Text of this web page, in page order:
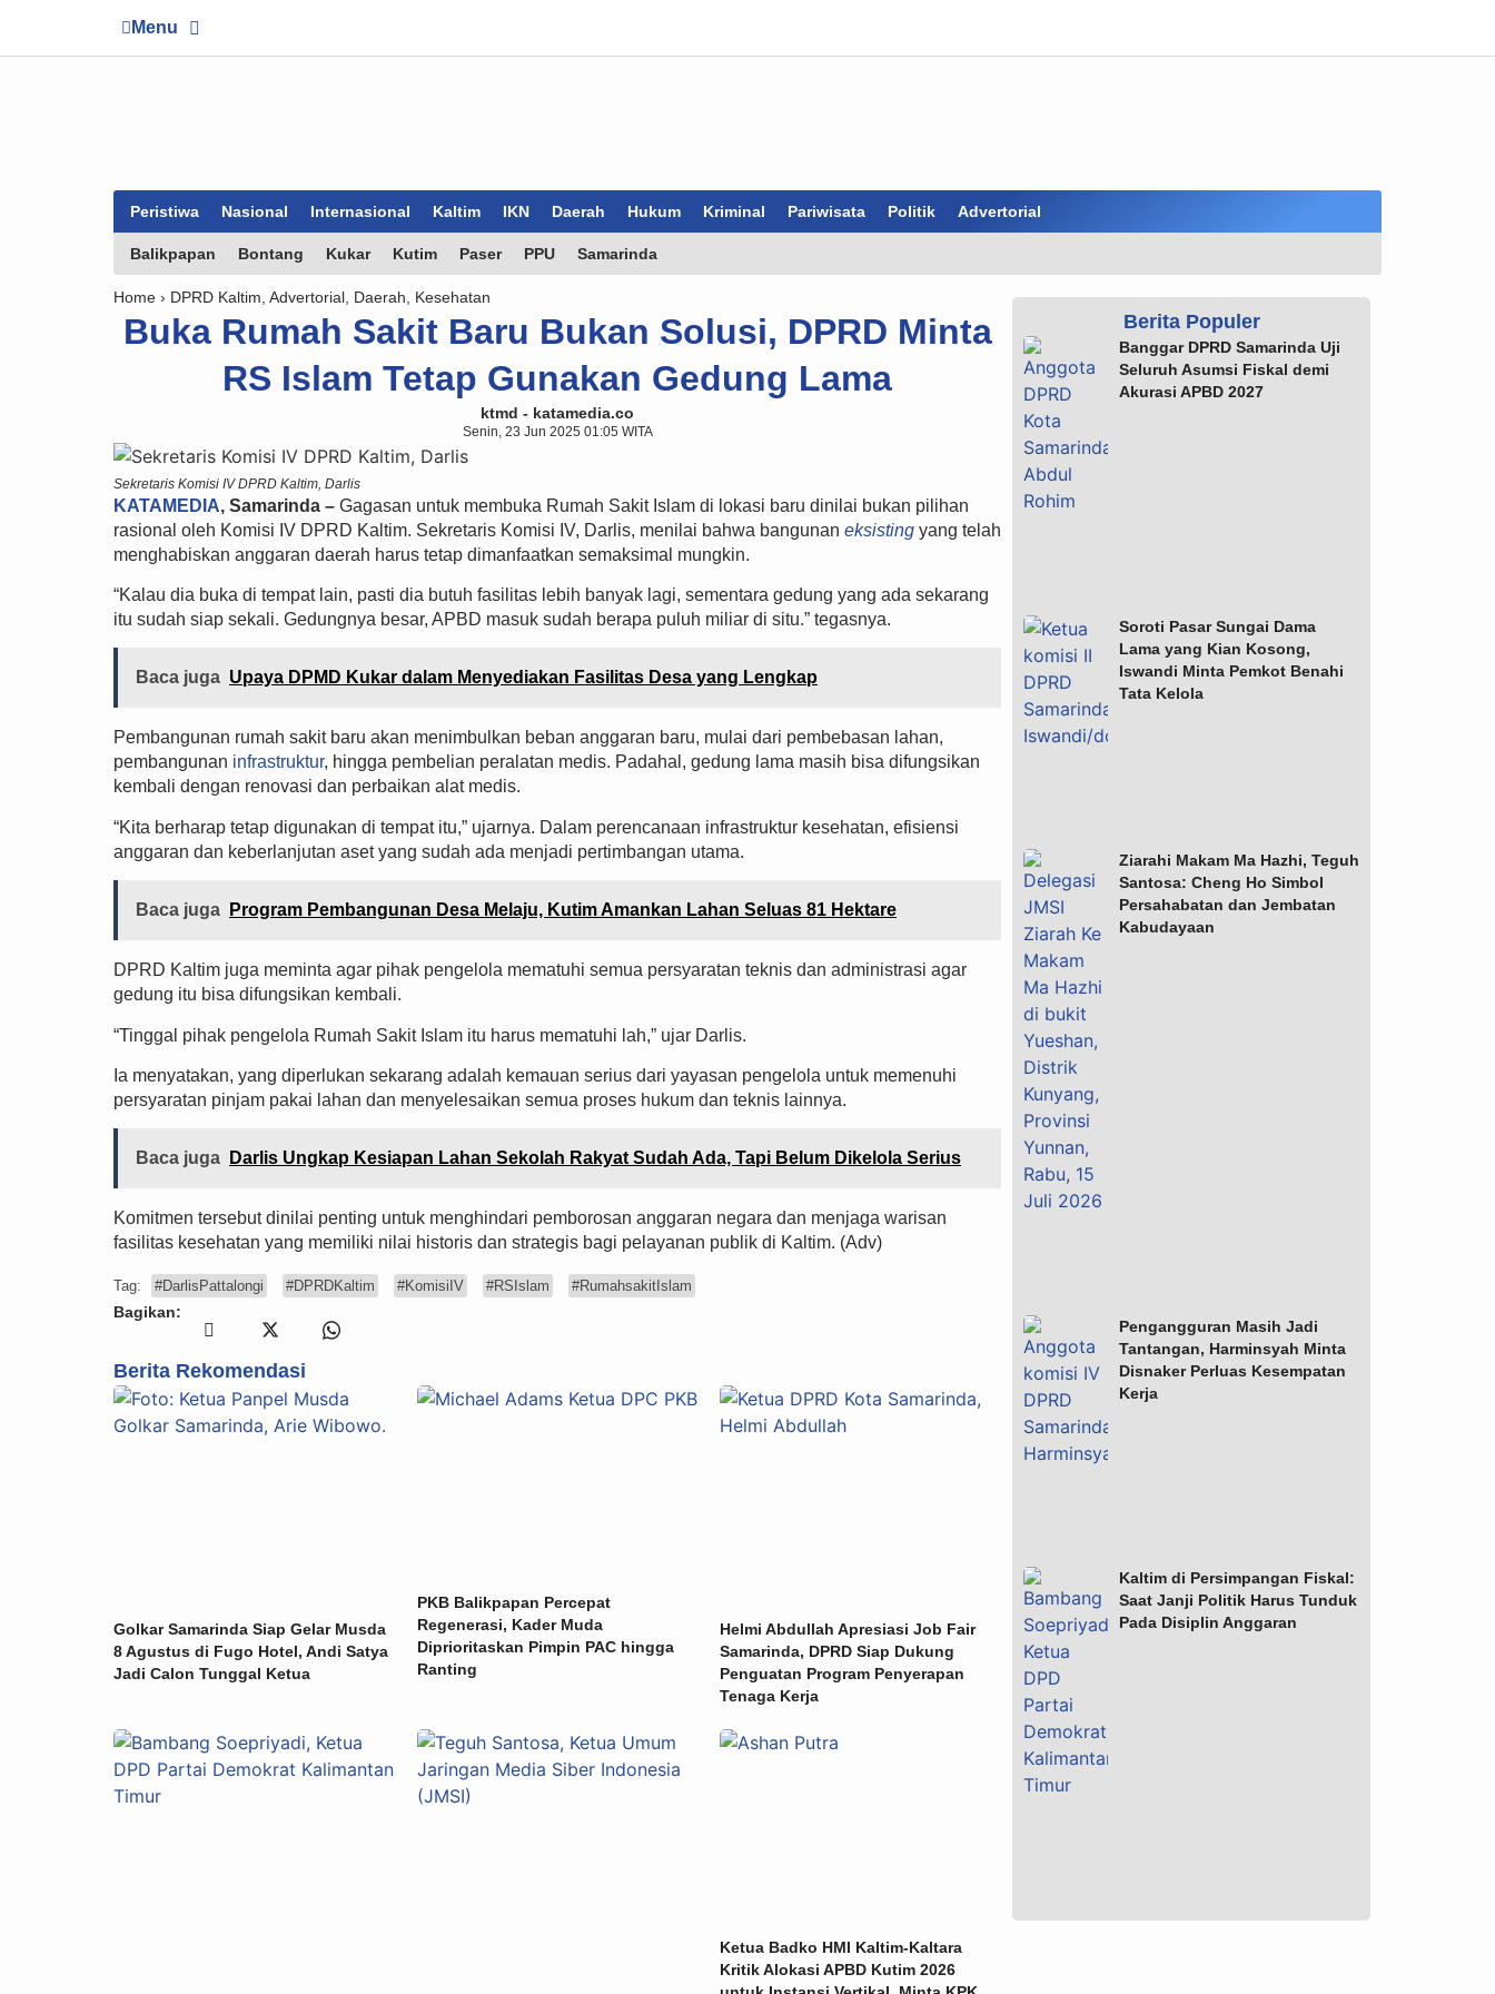
Menu
Peristiwa Nasional Internasional Kaltim IKN Daerah Hukum Kriminal Pariwisata Politik Advertorial
Balikpapan Bontang Kukar Kutim Paser PPU Samarinda
Home › DPRD Kaltim Advertorial Daerah Kesehatan
Buka Rumah Sakit Baru Bukan Solusi, DPRD Minta
RS Islam Tetap Gunakan Gedung Lama
ktmd - katamedia.co
Senin, 23 Jun 2025 01:05 WITA
Sekretaris Komisi IV DPRD Kaltim, Darlis
KATAMEDIA, Samarinda – Gagasan untuk membuka Rumah Sakit Islam di lokasi baru dinilai bukan pilihan
rasional oleh Komisi IV DPRD Kaltim. Sekretaris Komisi IV, Darlis, menilai bahwa bangunan eksisting yang telah
menghabiskan anggaran daerah harus tetap dimanfaatkan semaksimal mungkin.
“Kalau dia buka di tempat lain, pasti dia butuh fasilitas lebih banyak lagi, sementara gedung yang ada sekarang
itu sudah siap sekali. Gedungnya besar, APBD masuk sudah berapa puluh miliar di situ.” tegasnya.
Baca juga Upaya DPMD Kukar dalam Menyediakan Fasilitas Desa yang Lengkap
Pembangunan rumah sakit baru akan menimbulkan beban anggaran baru, mulai dari pembebasan lahan,
pembangunan infrastruktur, hingga pembelian peralatan medis. Padahal, gedung lama masih bisa difungsikan
kembali dengan renovasi dan perbaikan alat medis.
“Kita berharap tetap digunakan di tempat itu,” ujarnya. Dalam perencanaan infrastruktur kesehatan, efisiensi
anggaran dan keberlanjutan aset yang sudah ada menjadi pertimbangan utama.
Baca juga Program Pembangunan Desa Melaju, Kutim Amankan Lahan Seluas 81 Hektare
DPRD Kaltim juga meminta agar pihak pengelola mematuhi semua persyaratan teknis dan administrasi agar
gedung itu bisa difungsikan kembali.
“Tinggal pihak pengelola Rumah Sakit Islam itu harus mematuhi lah,” ujar Darlis.
Ia menyatakan, yang diperlukan sekarang adalah kemauan serius dari yayasan pengelola untuk memenuhi
persyaratan pinjam pakai lahan dan menyelesaikan semua proses hukum dan teknis lainnya.
Baca juga Darlis Ungkap Kesiapan Lahan Sekolah Rakyat Sudah Ada, Tapi Belum Dikelola Serius
Komitmen tersebut dinilai penting untuk menghindari pemborosan anggaran negara dan menjaga warisan
fasilitas kesehatan yang memiliki nilai historis dan strategis bagi pelayanan publik di Kaltim. (Adv)
Tag: #DarlisPattalongi #DPRDKaltim #KomisiIV #RSIslam #RumahsakitIslam
Bagikan:
Berita Rekomendasi
Golkar Samarinda Siap Gelar Musda
8 Agustus di Fugo Hotel, Andi Satya
Jadi Calon Tunggal Ketua
PKB Balikpapan Percepat
Regenerasi, Kader Muda
Diprioritaskan Pimpin PAC hingga
Ranting
Helmi Abdullah Apresiasi Job Fair
Samarinda, DPRD Siap Dukung
Penguatan Program Penyerapan
Tenaga Kerja
Ketua Badko HMI Kaltim-Kaltara
Kritik Alokasi APBD Kutim 2026
Berita Populer
Banggar DPRD Samarinda Uji
Seluruh Asumsi Fiskal demi
Akurasi APBD 2027
Soroti Pasar Sungai Dama
Lama yang Kian Kosong,
Iswandi Minta Pemkot Benahi
Tata Kelola
Ziarahi Makam Ma Hazhi, Teguh
Santosa: Cheng Ho Simbol
Persahabatan dan Jembatan
Kabudayaan
Pengangguran Masih Jadi
Tantangan, Harminsyah Minta
Disnaker Perluas Kesempatan
Kerja
Kaltim di Persimpangan Fiskal:
Saat Janji Politik Harus Tunduk
Pada Disiplin Anggaran